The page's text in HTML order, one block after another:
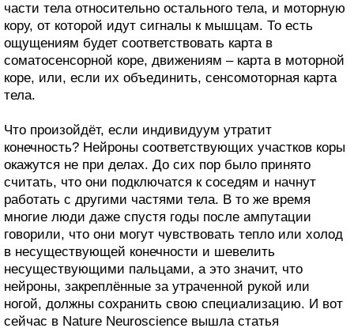
части тела относительно остального тела, и моторную
кору, от которой идут сигналы к мышцам. То есть
ощущениям будет соответствовать карта в
соматосенсорной коре, движениям – карта в моторной
коре, или, если их объединить, сенсомоторная карта
тела.
Что произойдёт, если индивидуум утратит
конечность? Нейроны соответствующих участков коры
окажутся не при делах. До сих пор было принято
считать, что они подключатся к соседям и начнут
работать с другими частями тела. В то же время
многие люди даже спустя годы после ампутации
говорили, что они могут чувствовать тепло или холод
в несуществующей конечности и шевелить
несуществующими пальцами, а это значит, что
нейроны, закреплённые за утраченной рукой или
ногой, должны сохранить свою специализацию. И вот
сейчас в Nature Neuroscience вышла статья